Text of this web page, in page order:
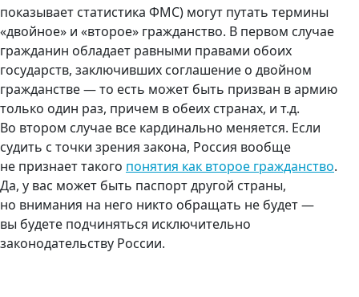
показывает статистика ФМС) могут путать термины
«двойное» и «второе» гражданство. В первом случае
гражданин обладает равными правами обоих
государств, заключивших соглашение о двойном
гражданстве — то есть может быть призван в армию
только один раз, причем в обеих странах, и т.д.
Во втором случае все кардинально меняется. Если
судить с точки зрения закона, Россия вообще
не признает такого понятия как второе гражданство.
Да, у вас может быть паспорт другой страны,
но внимания на него никто обращать не будет —
вы будете подчиняться исключительно
законодательству России.